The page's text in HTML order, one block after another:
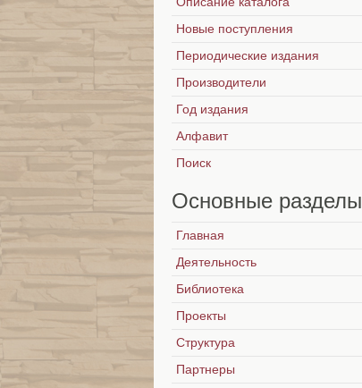
Новые поступления
Периодические издания
Производители
Год издания
Алфавит
Поиск
Основные разделы
Главная
Деятельность
Библиотека
Проекты
Структура
Партнеры